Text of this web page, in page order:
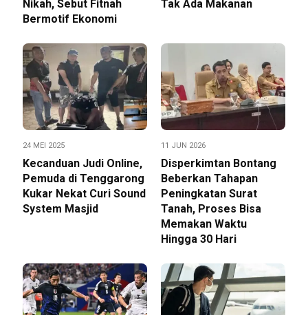
Nikah, Sebut Fitnah
Bermotif Ekonomi
Tak Ada Makanan
24 MEI 2025
Kecanduan Judi Online,
Pemuda di Tenggarong
Kukar Nekat Curi Sound
System Masjid
11 JUN 2026
Disperkimtan Bontang
Beberkan Tahapan
Peningkatan Surat
Tanah, Proses Bisa
Memakan Waktu
Hingga 30 Hari